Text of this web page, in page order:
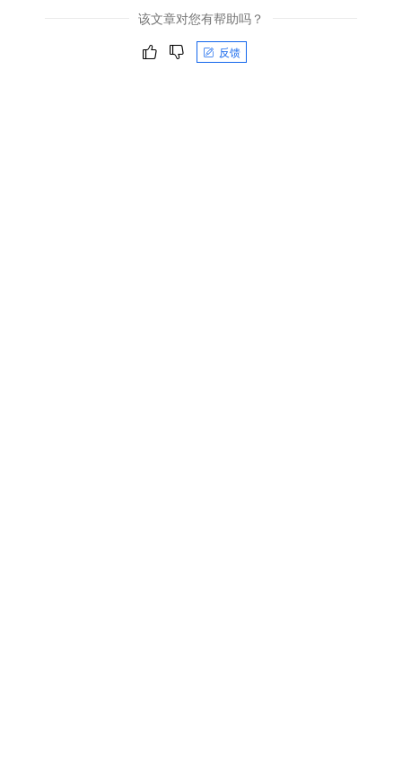
该文章对您有帮助吗？
反馈